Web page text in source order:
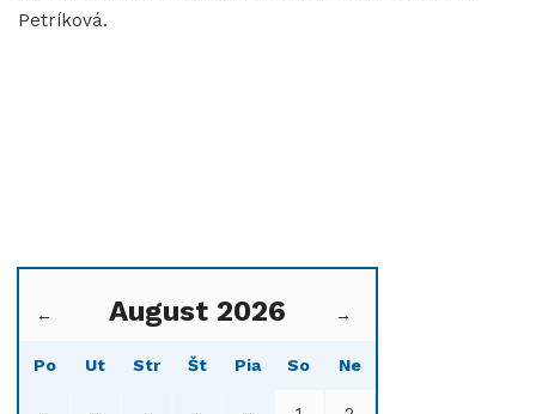
Petríková.
← August 2026 →
Po Ut Str Št Pia So Ne